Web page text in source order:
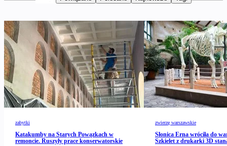
zabytki
Katakumby na Starych Powązkach w
remoncie. Ruszyły prace konserwatorskie
zwierzę warszawskie
Słonica Erna wróciła do
Szkielet z drukarki 3D